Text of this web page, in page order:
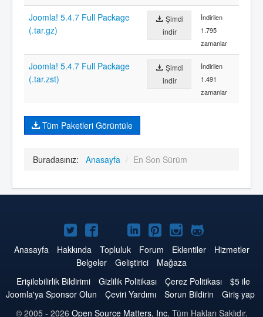
Joomla! 5.4.7 Full Package
(.tar.gz)
Şimdi
indir
İndirilen
1.795
zamanlar
Joomla! 5.4.7 Full Package
(.tar.zst)
Şimdi
indir
İndirilen
1.491
zamanlar
Tüm Paketleri Görüntüle
Buradasınız: Anasayfa / En Son Sürüm
Twitter'da
Joomla
Facebook'da
Joomla
YouTube'da
Joomla
LinkedIn'de
Joomla
Pinterest'de
Joomla
Instagram'da
Joomla
GitHub'da
Joomla
Anasayfa Hakkında Topluluk Forum Eklentiler
Hizmetler
Belgeler
Geliştirici
Mağaza
Erişilebilirlik Bildirimi
Gizlilik Politikası Çerez Politikası
$5 ile
Joomla'ya Sponsor Olun
Çeviri Yardımı Sorun Bildirin
Giriş yap
© 2005 - 2026 Open Source Matters, Inc. Tüm Hakları Saklıdır.